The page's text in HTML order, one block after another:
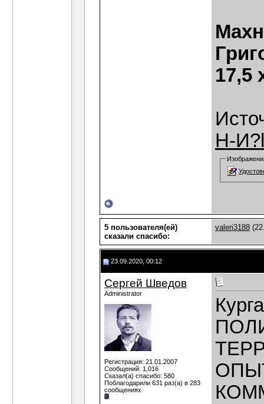
17,5
Н-
5 пользователя(ей)
сказали cпасибо:
valeri3188
23.09.2020, 00:12
Сергей Шведов
Administrator
Регистрация: 21.01.2007
Сообщений: 1,016
Сказал(а) спасибо: 580
Поблагодарили 631 раз(а) в 283
сообщениях